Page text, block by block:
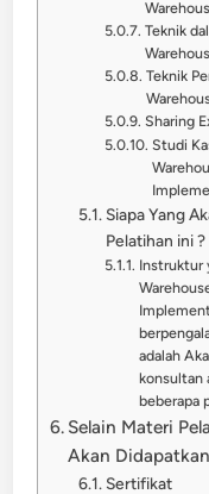
Teknik
Teknik
Sharing
Studi
Siapa Yang
Pelatihan ini ?
Instruktur
adalah
konsultan
beberapa
Selain Materi
Akan Didapatkan
Sertifikat